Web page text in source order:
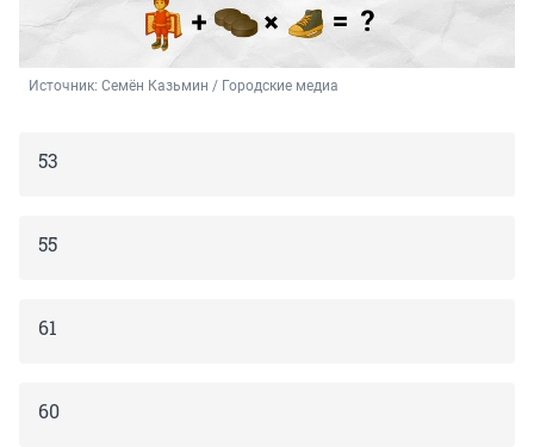
Источник: Семён Казьмин / Городские медиа
53
55
61
60